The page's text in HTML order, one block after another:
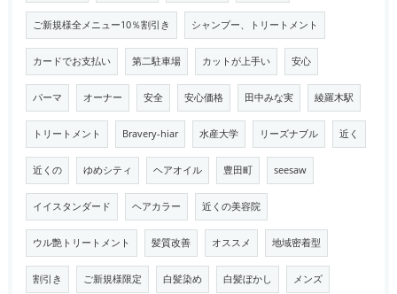
ご新規様全メニュー10％割引き シャンプー、トリートメント
カードでお支払い 第二駐車場 カットが上手い 安心
パーマ オーナー 安全 安心価格 田中みな実 綾羅木駅
トリートメント Bravery-hiar 水産大学 リーズナブル 近く
近くの ゆめシティ ヘアオイル 豊田町 seesaw
イイスタンダード ヘアカラー 近くの美容院
ウル艶トリートメント 髪質改善 オススメ 地域密着型
割引き ご新規様限定 白髪染め 白髪ぼかし メンズ